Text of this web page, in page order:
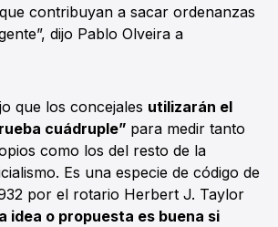
contribuyan a sacar ordenanzas
dijo Pablo Olveira a
que los concejales utilizarán el
cuádruple” para medir tanto
como los del resto de la
Es una especie de código de
por el rotario Herbert J. Taylor
idea o propuesta es buena si